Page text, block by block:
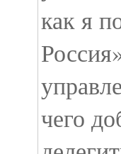
как я
чего